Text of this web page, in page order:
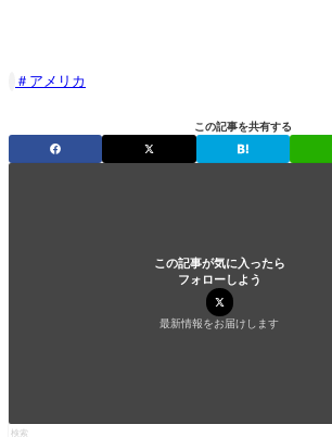
アメリカ
この記事を共有する
この記事が気に入ったら
フォローしよう
最新情報をお届けします